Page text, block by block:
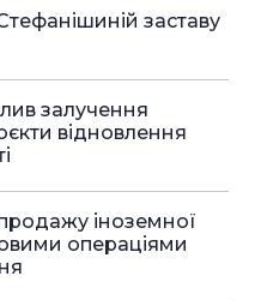
заставу
залучення
відновлення
продажу іноземної
операціями